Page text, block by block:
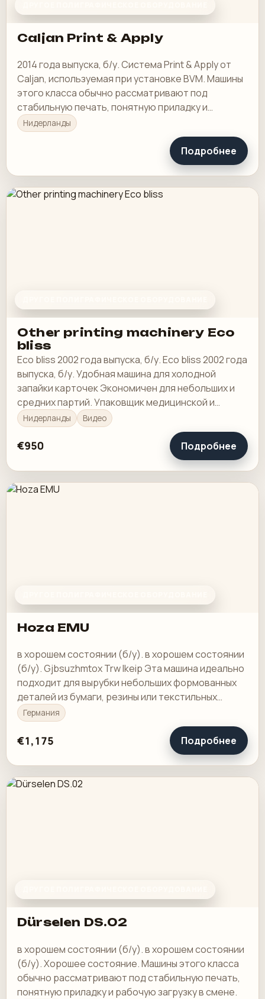
Caljan Print & Apply
2014 года выпуска, б/у. Система Print & Apply от
Caljan, используемая при установке BVM. Машины
этого класса обычно рассматривают под
стабильную печать, понятную приладку и
рабочую загрузку в смене.
Нидерланды
Подробнее
Other printing machinery Eco
bliss
Eco bliss 2002 года выпуска, б/у. Eco bliss 2002 года
выпуска, б/у. Удобная машина для холодной
запайки карточек Экономичен для небольших и
средних партий. Упаковщик медицинской и
розничной упаковки с одной станцией
челночного…
Нидерланды Видео
€950 Подробнее
Hoza EMU
в хорошем состоянии (б/у). в хорошем состоянии
(б/у). Gjbsuzhmtox Trw Ikeip Эта машина идеально
подходит для вырубки небольших формованных
деталей из бумаги, резины или текстильных
изделий. Он обладает высокой прижимной силой
и…
Германия
€1,175 Подробнее
Dürselen DS.02
в хорошем состоянии (б/у). в хорошем состоянии
(б/у). Хорошее состояние. Машины этого класса
обычно рассматривают под стабильную печать,
понятную приладку и рабочую загрузку в смене.